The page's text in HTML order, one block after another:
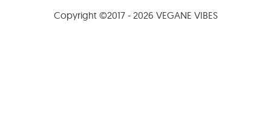
Copyright ©2017 - 2026 VEGANE VIBES